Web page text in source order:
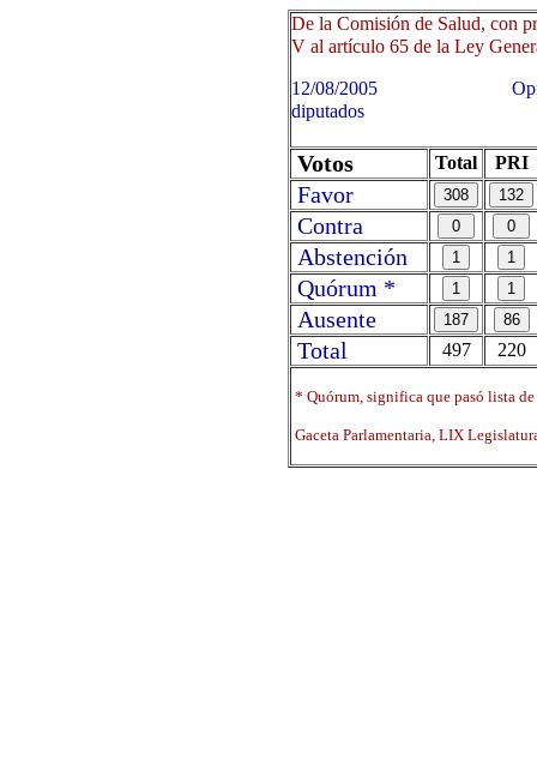
De la Comisión de Salud, con
V al artículo 65 de la Ley
12/08/2005 Oprima
diputados
Votos Total PRI
Favor
Contra
Abstención
Quórum *
Ausente
Total
497 220
* Quórum, significa que pasó lista
Gaceta Parlamentaria, LIX